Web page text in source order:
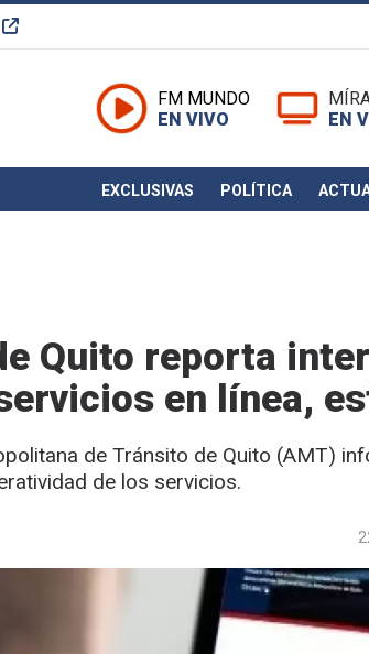
FM MUNDO
EN VIVO
EN
EXCLUSIVAS POLÍTICA
Quito reporta
en línea,
de Tránsito de Quito (AMT)
de los servicios.